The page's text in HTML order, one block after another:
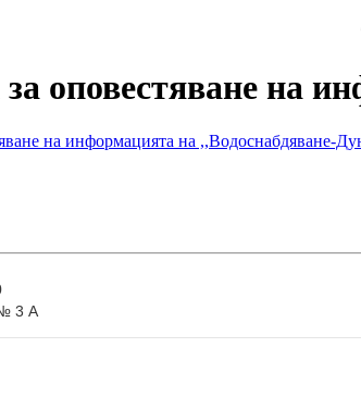
оповестяване на
на информацията на ,,Водоснабдяване-
3 А